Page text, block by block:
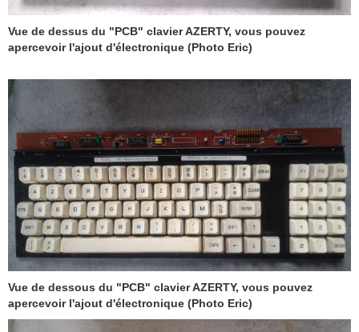
Vue de dessus du "PCB" clavier AZERTY, vous pouvez
apercevoir l'ajout d'électronique (Photo Eric)
Vue de dessous du "PCB" clavier AZERTY, vous pouvez
apercevoir l'ajout d'électronique (Photo Eric)